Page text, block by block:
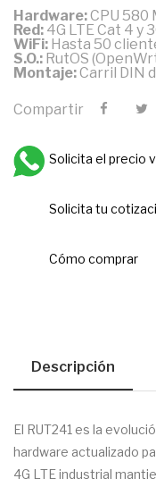
Hardware:CPU 580
Red: 4G LTE Cat 4 y
WiFi: Hasta 50
S.O.: RutOS
Montaje:Carril DIN
Compartir
Solicita el precio
Solicita tu
Cómo comprar
Descripción
El RUT241 es la
hardware actualizado
4G LTE industrial